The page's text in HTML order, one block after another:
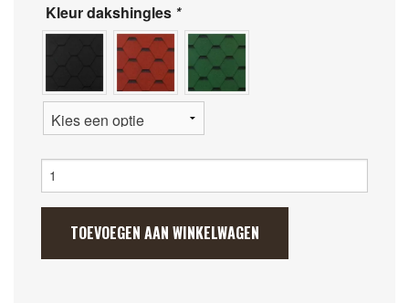
Kleur dakshingles *
Kota
25m²
aantalTOEVOEGEN AAN WINKELWAGEN